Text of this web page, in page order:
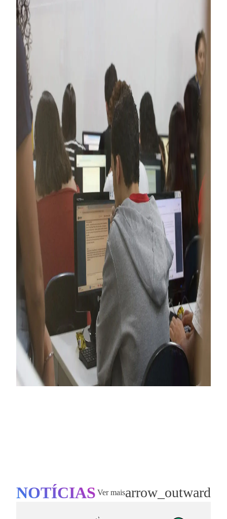
NOTÍCIAS Ver maisarrow_outward